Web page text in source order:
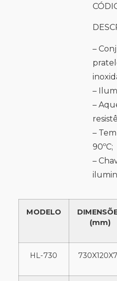
–
–
–
–
90ºC;
–
MODELO
(mm)
HL-730